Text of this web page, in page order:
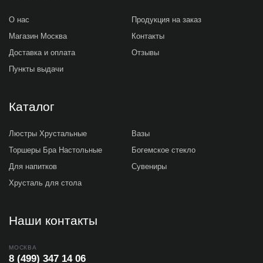
О нас
Магазин Москва
Доставка и оплата
Пункты выдачи
Продукция на заказ
Контакты
Отзывы
Каталог
Люстры Хрустальные
Торшеры Бра Настольные
Для напитков
Хрусталь для стола
Вазы
Богемское стекло
Сувениры
Наши контакты
МОСКВА
8 (499) 347 14 06